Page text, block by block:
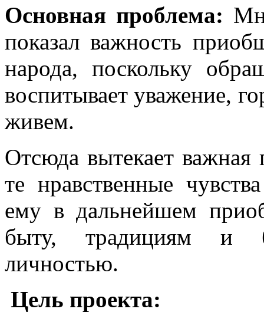
Основная проблема:
показал важность
народа, поскольку
воспитывает уважение,
живем.
Отсюда вытекает важная
те нравственные
ему в дальнейшем
быту, традициям и
личностью.
Цель проекта: